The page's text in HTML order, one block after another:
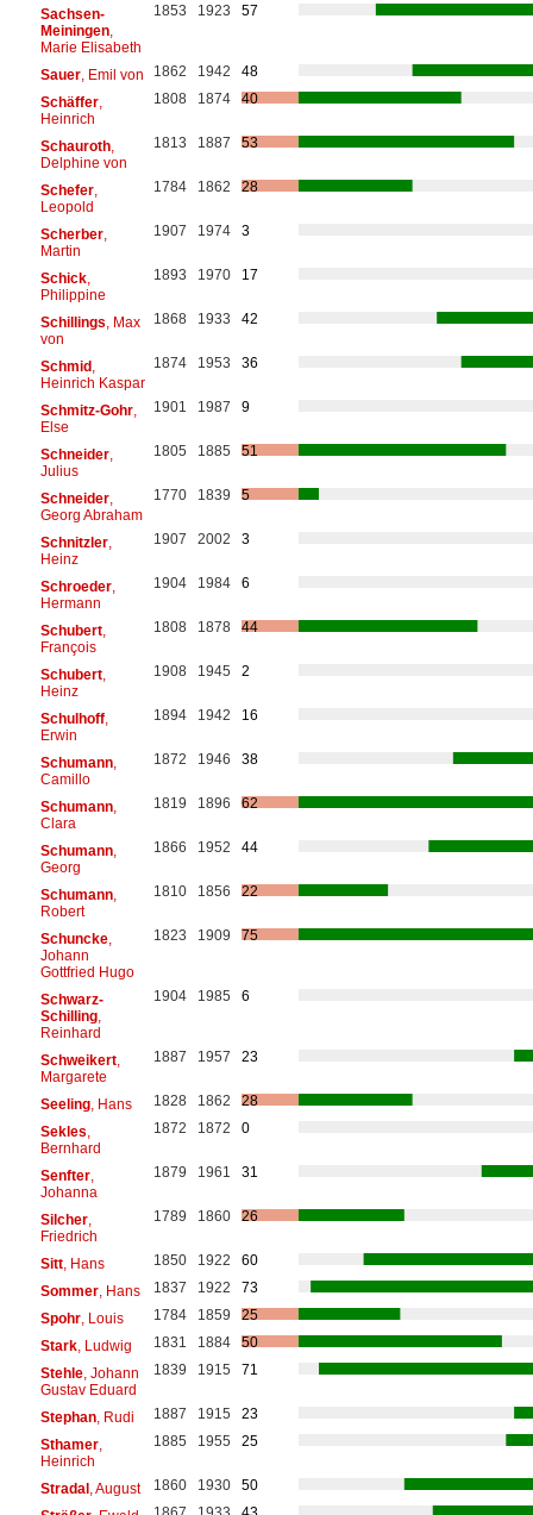
Sachsen-
Meiningen,
Marie Elisabeth
1853 1923 57
Sauer, Emil von 1862 1942
48
Schäffer,
Heinrich
1808 1874 40
Schauroth,
Delphine von
1813 1887 53
Schefer,
Leopold
1784 1862 28
Scherber,
Martin
1907 1974 3
Schick,
Philippine
1893 1970 17
Schillings , Max
von
1868 1933 42
Schmid,
Heinrich Kaspar
1874 1953 36
Schmitz-Gohr,
Else
1901 1987 9
Schneider,
Julius
1805 1885 51
Schneider,
Georg Abraham
1770 1839 5
Schnitzler,
Heinz
1907 2002 3
Schroeder,
Hermann
1904 1984 6
Schubert,
François
1808 1878 44
Schubert,
Heinz
1908 1945 2
Schulhoff,
Erwin
1894 1942 16
Schumann,
Camillo
1872 1946 38
Schumann,
Clara
1819 1896 62
Schumann,
Georg
1866 1952 44
Schumann,
Robert
1810 1856 22
Schuncke,
Johann
Gottfried Hugo
1823 1909 75
Schwarz-
Schilling,
Reinhard
1904 1985 6
Schweikert,
Margarete
1887 1957 23
Seeling, Hans 1828 1862
28
Sekles
Bernhard
1872 1872 0
Senfter,
Johanna
1879 1961 31
Silcher,
Friedrich
1789 1860 26
Sitt, Hans 1850 1922
60
Sommer, Hans 1837 1922
73
Spohr, Louis 1784 1859
25
Stark, Ludwig 1831 1884
50
Stehle, Johann
Gustav Eduard
1839 1915 71
Stephan, Rudi 1887 1915
23
Sthamer,
Heinrich
1885 1955 25
Stradal, August 1860 1930
50